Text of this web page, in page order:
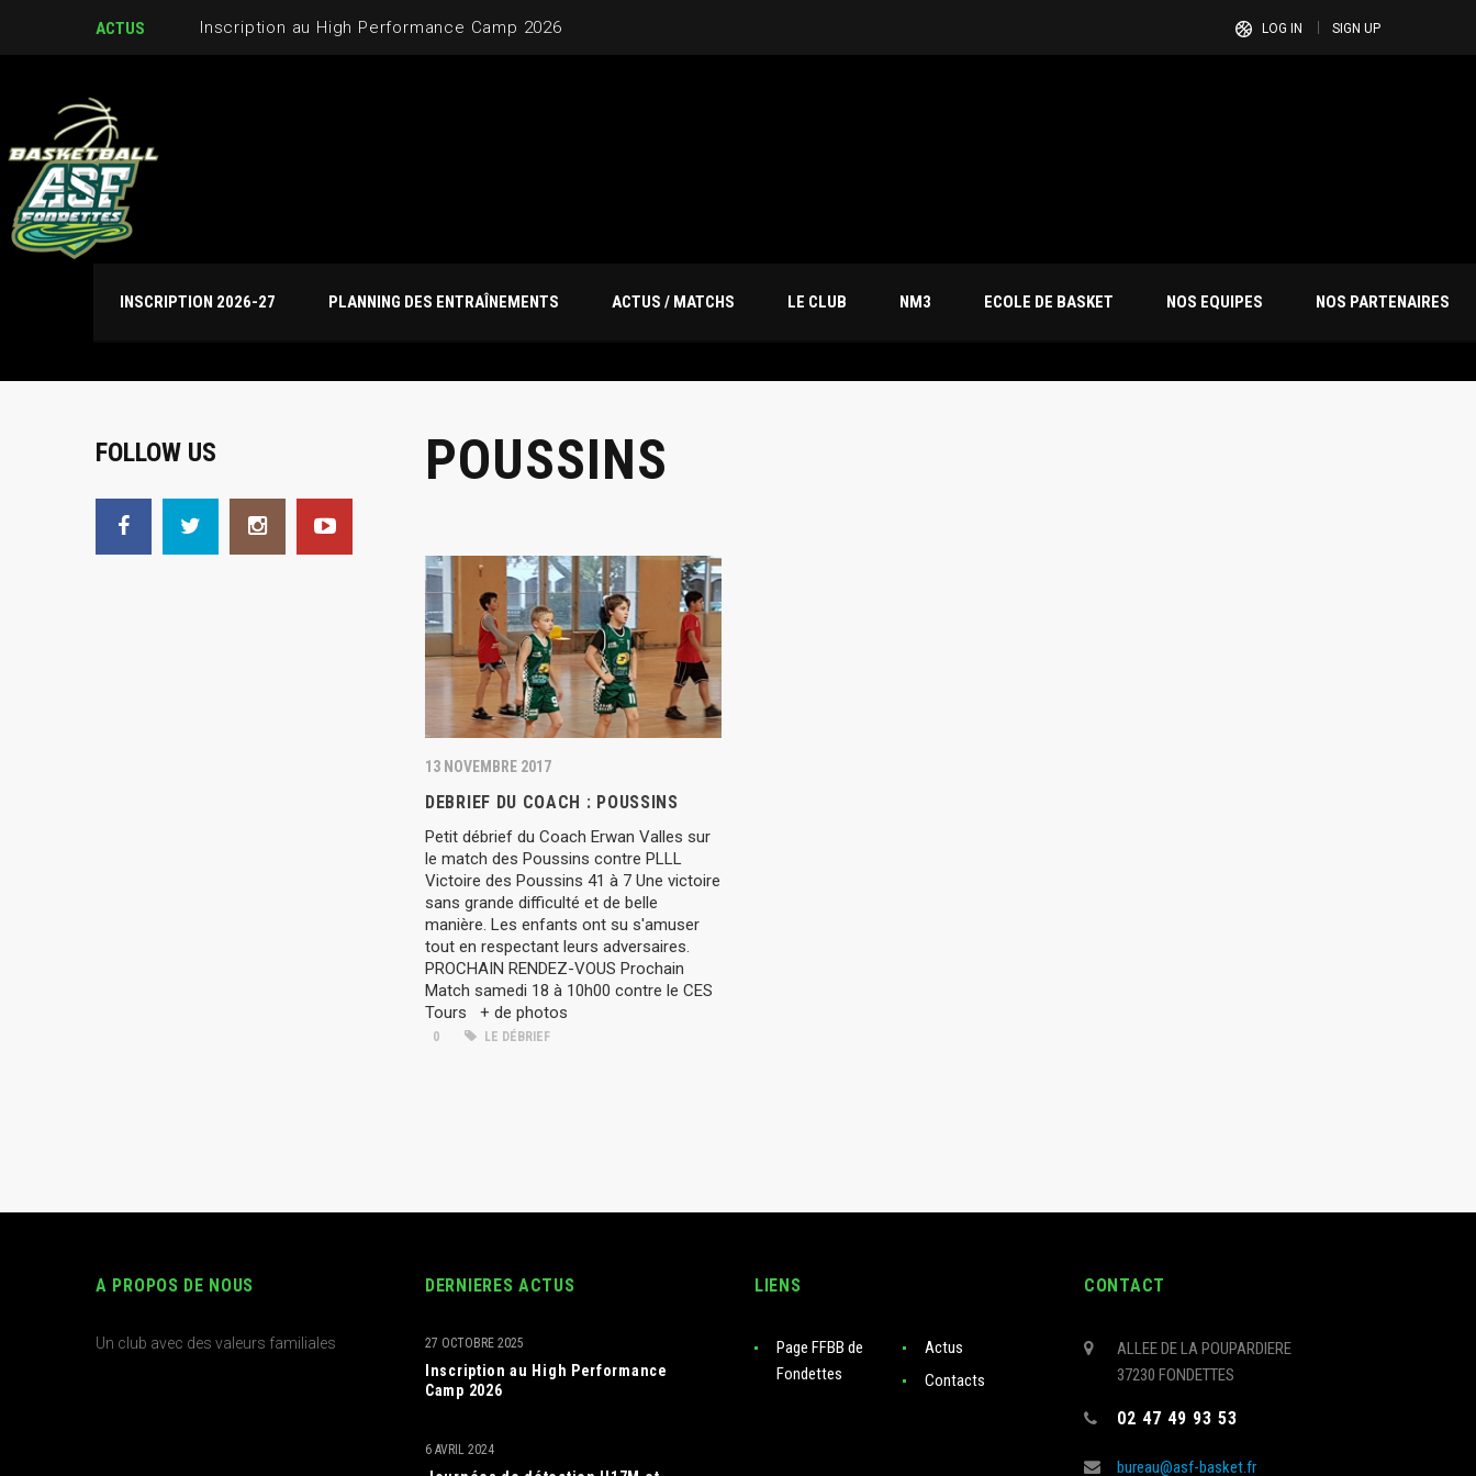
ACTUS Inscription au High Performance Camp 2026 LOG IN SIGN UP
INSCRIPTION 2026-27 PLANNING DES ENTRAÎNEMENTS ACTUS / MATCHS LE CLUB NM3 ECOLE DE BASKET NOS EQUIPES NOS PARTENAIRES
POUSSINS
13 NOVEMBRE 2017
DEBRIEF DU COACH : POUSSINS
Petit débrief du Coach Erwan Valles sur
le match des Poussins contre PLLL
Victoire des Poussins 41 à 7 Une victoire
sans grande difficulté et de belle
manière. Les enfants ont su s'amuser
tout en respectant leurs adversaires.
PROCHAIN RENDEZ-VOUS Prochain
Match samedi 18 à 10h00 contre le CES
Tours + de photos
0 LE DÉBRIEF
FOLLOW US
A PROPOS DE NOUS
Un club avec des valeurs familiales
DERNIERES ACTUS
Inscription au High Performance
Camp 2026
27 OCTOBRE 2025
6 AVRIL 2024
LIENS
Page FFBB de
Fondettes
Actus
Contacts
CONTACT
ALLEE DE LA POUPARDIERE
37230 FONDETTES
02 47 49 93 53
bureau@asf-basket.fr